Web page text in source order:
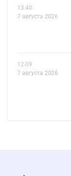
13.40
7 августа 2026
12.09
7 августа 2026